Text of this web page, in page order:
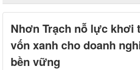
Nhơn Trạch nỗ lực khơi
vốn xanh cho doanh
bền vững